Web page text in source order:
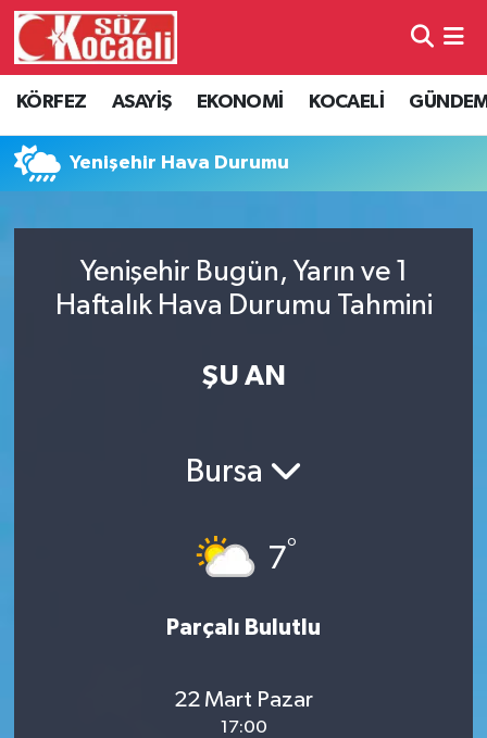
KÖRFEZ ASAYİŞ EKONOMİ KOCAELİ
Yenişehir Hava Durumu
Yenişehir Bugün, Yarın ve 1
Haftalık Hava Durumu Tahmini
ŞU AN
Bursa
7°
Parçalı Bulutlu
22 Mart Pazar
17:00
Kocaeli Hava Durumu
Kocaeli Namaz Vakitleri
Süper Lig Puan Durumu ve Fikstür